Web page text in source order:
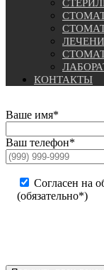
КОНТАКТЫ
Ваше имя*
Ваш телефон*
Согласен на
(обязательно*)